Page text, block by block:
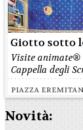
Giotto sotto
Visite animate®
Cappella degli
PIAZZA
Novità: